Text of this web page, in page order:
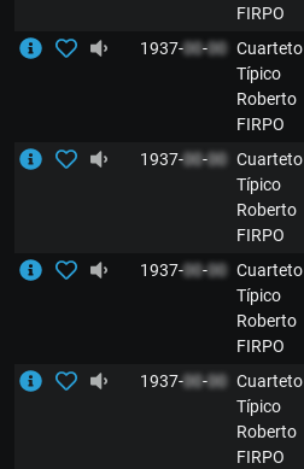
FIRPO
1937-00-00 Cuarteto
Típico
Roberto
FIRPO
1937-00-00 Cuarteto
Típico
Roberto
FIRPO
1937-00-00 Cuarteto
Típico
Roberto
FIRPO
1937-00-00 Cuarteto
Típico
Roberto
FIRPO